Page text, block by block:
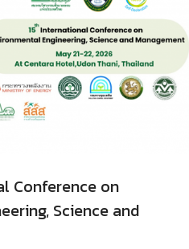
Conference on
Science and